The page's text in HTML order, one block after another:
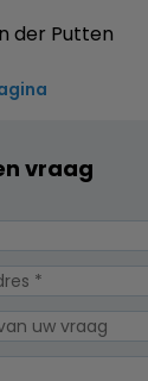
der Putten
vraag